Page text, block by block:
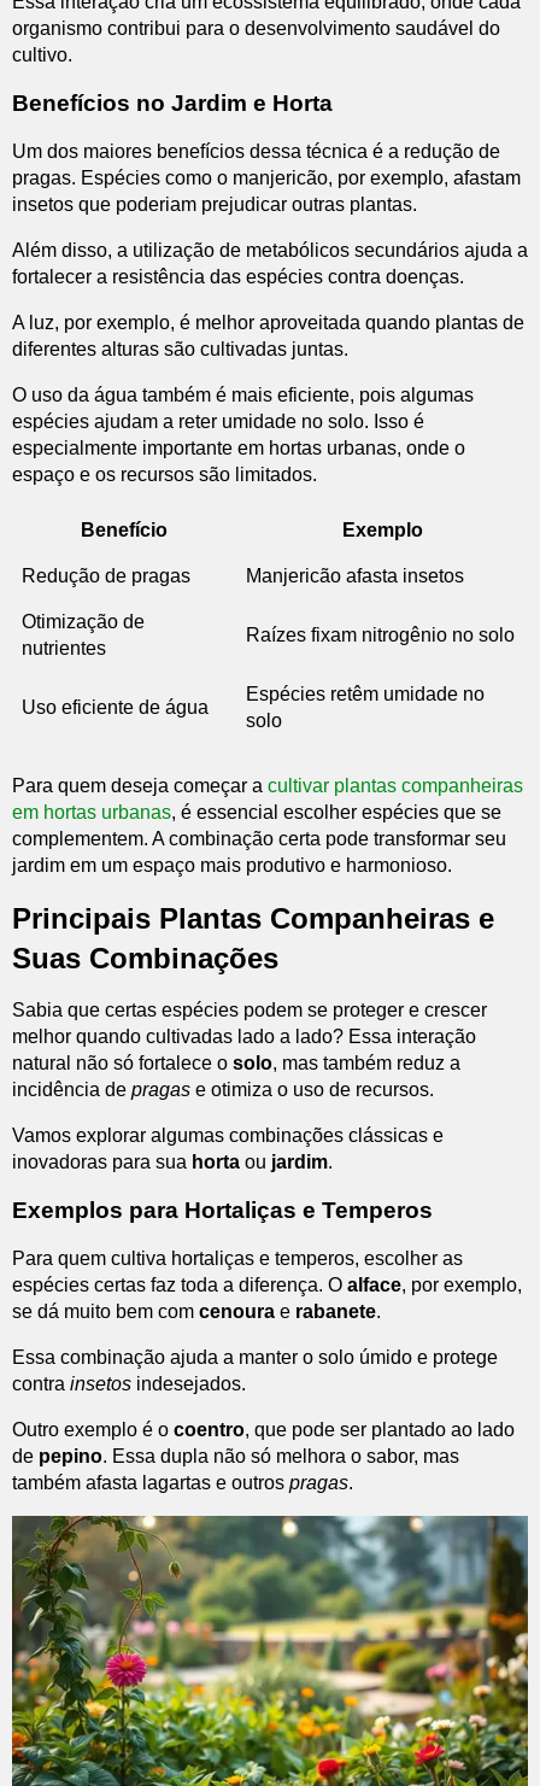
organismo contribui para o desenvolvimento saudável do
cultivo.
Benefícios no Jardim e Horta
Um dos maiores benefícios dessa técnica é a redução de
pragas. Espécies como o manjericão, por exemplo, afastam
insetos que poderiam prejudicar outras plantas.
Além disso, a utilização de metabólicos secundários ajuda a
fortalecer a resistência das espécies contra doenças.
A luz, por exemplo, é melhor aproveitada quando plantas de
diferentes alturas são cultivadas juntas.
O uso da água também é mais eficiente, pois algumas
espécies ajudam a reter umidade no solo. Isso é
especialmente importante em hortas urbanas, onde o
espaço e os recursos são limitados.
Benefício Exemplo
Redução de pragas Manjericão afasta insetos
Otimização de
nutrientes
Raízes fixam nitrogênio no solo
Uso eficiente de água
Espécies retêm umidade no
solo
Para quem deseja começar a cultivar plantas companheiras
em hortas urbanas, é essencial escolher espécies que se
complementem. A combinação certa pode transformar seu
jardim em um espaço mais produtivo e harmonioso.
Principais Plantas Companheiras e
Suas Combinações
Sabia que certas espécies podem se proteger e crescer
melhor quando cultivadas lado a lado? Essa interação
natural não só fortalece o solo, mas também reduz a
incidência de pragas e otimiza o uso de recursos.
Vamos explorar algumas combinações clássicas e
inovadoras para sua horta ou jardim.
Exemplos para Hortaliças e Temperos
Para quem cultiva hortaliças e temperos, escolher as
espécies certas faz toda a diferença. O alface, por exemplo,
se dá muito bem com cenoura e rabanete.
Essa combinação ajuda a manter o solo úmido e protege
contra insetos indesejados.
Outro exemplo é o coentro, que pode ser plantado ao lado
de pepino. Essa dupla não só melhora o sabor, mas
também afasta lagartas e outros pragas.